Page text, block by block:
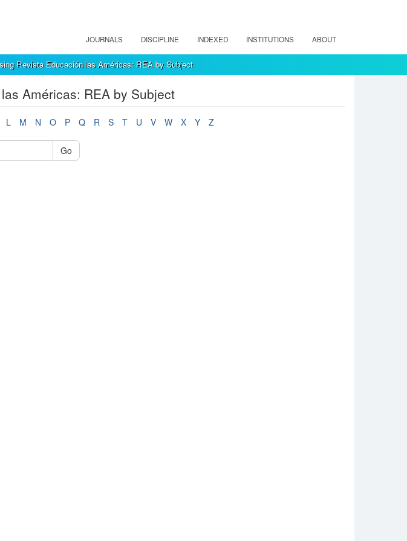
JOURNALS DISCIPLINE INDEXED INSTITUTIONS ABOUT
Revista Educación las Américas: REA by Subject
Américas: REA by Subject
L M N O P Q R S T U V W X Y Z
Go